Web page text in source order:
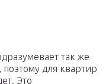
так же
поэтому для квартир
Это